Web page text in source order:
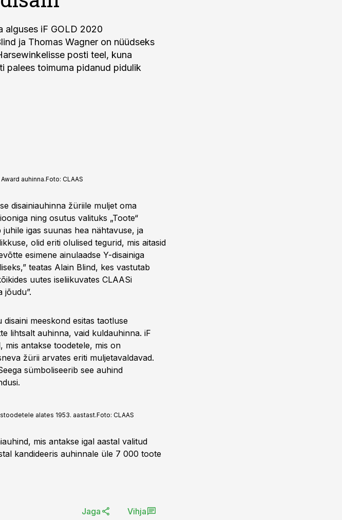
alguses iF GOLD 2020
ja Thomas Wagner on nüüdseks
posti teel, kuna
palees toimuma pidanud pidulik
auhinna.Foto: CLAAS
disainiauhinna žüriile muljet oma
ning osutus valituks „Toote“
igas suunas hea nähtavuse, ja
olid eriti olulised tegurid, mis aitasid
esimene ainulaadse Y-disainiga
teatas Alain Blind, kes vastutab
uutes iseliikuvates CLAASi
jõudu”.
meeskond esitas taotluse
lihtsalt auhinna, vaid kuldauhinna. iF
mis antakse toodetele, mis on
žürii arvates eriti muljetavaldavad.
sümboliseerib see auhind
alates 1953. aastast.Foto: CLAAS
mis antakse igal aastal valitud
kandideeris auhinnale üle 7 000 toote
Jaga Vihja